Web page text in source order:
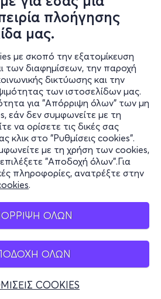
πλοήγησης
μας.
με σκοπό την εξατομίκευση
των διαφημίσεων, την παροχή
δικτύωσης και την
των ιστοσελίδων μας.
για "Απόρριψη όλων" των μη
εάν δεν συμφωνείτε με τη
να ορίσετε τις δικές σας
κλικ στο "Ρυθμίσεις cookies".
με τη χρήση των cookies,
"Αποδοχή όλων".Για
πληροφορίες, ανατρέξτε στην
.
ΟΛΩΝ
ΟΛΩΝ
COOKIES